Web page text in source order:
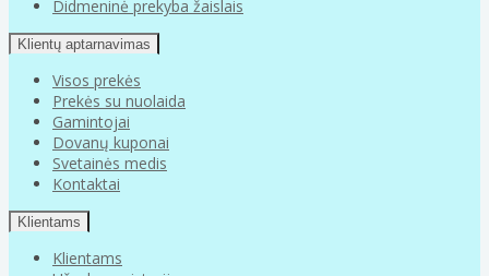
Didmeninė prekyba žaislais
Klientų aptarnavimas
Visos prekės
Prekės su nuolaida
Gamintojai
Dovanų kuponai
Svetainės medis
Kontaktai
Klientams
Klientams